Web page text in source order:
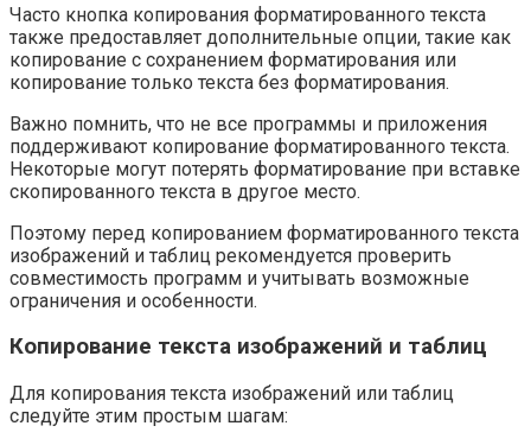
Часто кнопка копирования форматированного текста
также предоставляет дополнительные опции, такие как
копирование с сохранением форматирования или
копирование только текста без форматирования.
Важно помнить, что не все программы и приложения
поддерживают копирование форматированного текста.
Некоторые могут потерять форматирование при вставке
скопированного текста в другое место.
Поэтому перед копированием форматированного текста
изображений и таблиц рекомендуется проверить
совместимость программ и учитывать возможные
ограничения и особенности.
Копирование текста изображений и таблиц
Для копирования текста изображений или таблиц
следуйте этим простым шагам: